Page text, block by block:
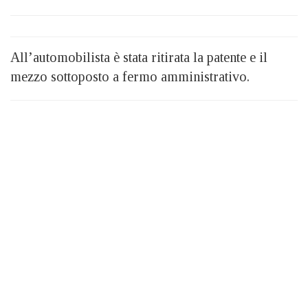
All’automobilista è stata ritirata la patente e il
mezzo sottoposto a fermo amministrativo.